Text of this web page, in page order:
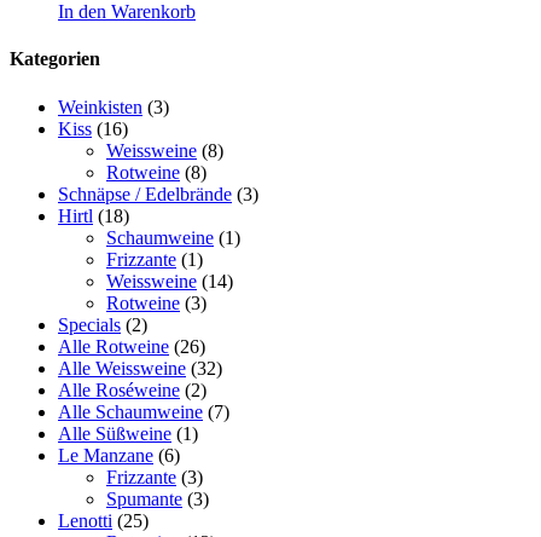
In den Warenkorb
Kategorien
Weinkisten (3)
Kiss (16)
Weissweine (8)
Rotweine (8)
Schnäpse / Edelbrände (3)
Hirtl (18)
Schaumweine (1)
Frizzante (1)
Weissweine (14)
Rotweine (3)
Specials (2)
Alle Rotweine (26)
Alle Weissweine (32)
Alle Roséweine (2)
Alle Schaumweine (7)
Alle Süßweine (1)
Le Manzane (6)
Frizzante (3)
Spumante (3)
Lenotti (25)